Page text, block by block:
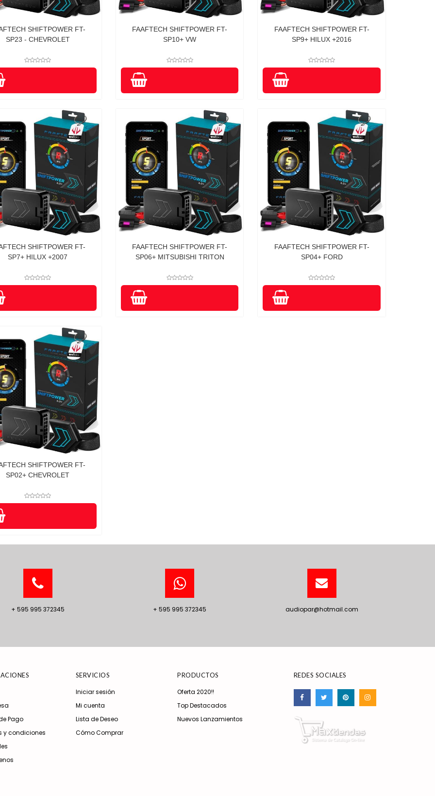
SHIFTPOWER FT-
SP23 - CHEVROLET
FAAFTECH SHIFTPOWER FT-
SP10+ VW
FAAFTECH SHIFTPOWER FT-
SP9+ HILUX +2016
SHIFTPOWER FT-
SP7+ HILUX +2007
FAAFTECH SHIFTPOWER FT-
SP06+ MITSUBISHI TRITON
FAAFTECH SHIFTPOWER FT-
SP04+ FORD
SHIFTPOWER FT-
SP02+ CHEVROLET
+ 595 995 372345 + 595 995 372345 audiopar@hotmail.com
Pago
y condiciones
SERVICIOS
Iniciar sesión
Mi cuenta
Lista de Deseo
Cómo Comprar
PRODUCTOS
Oferta 2020!!
Top Destacados
Nuevos Lanzamientos
REDES SOCIALES